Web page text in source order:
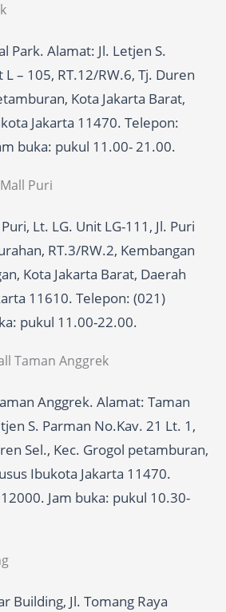
Park. Alamat: Jl. Letjen S.
– 105, RT.12/RW.6, Tj. Duren
Kota Jakarta Barat,
Jakarta 11470. Telepon:
buka: pukul 11.00- 21.00.
Puri
Lt. LG. Unit LG-111, Jl. Puri
RT.3/RW.2, Kembangan
Kota Jakarta Barat, Daerah
11610. Telepon: (021)
pukul 11.00-22.00.
Taman Anggrek
Anggrek. Alamat: Taman
S. Parman No.Kav. 21 Lt. 1,
Sel., Kec. Grogol petamburan,
Ibukota Jakarta 11470.
Jam buka: pukul 10.30-
Building, Jl. Tomang Raya